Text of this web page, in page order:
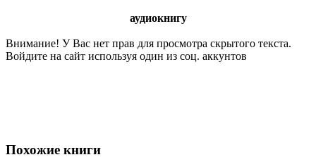
аудиокнигу
Внимание! У Вас нет прав для просмотра скрытого текста.
Войдите на сайт используя один из соц. аккунтов
Похожие книги